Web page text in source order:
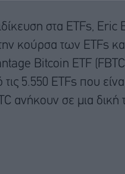
στα ETFs, Eric
κούρσα των ETFs
Bitcoin ETF
5.550 ETFs που
ανήκουν σε μια